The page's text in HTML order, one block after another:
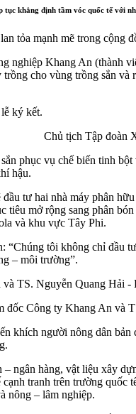
khẳng định tầm vóc quốc tế với
tỏa mạnh mẽ trong
Khang An (thành
cho vùng trồng sắn
Chủ tịch Tập đoàn
phục vụ chế biến tinh
hậu.
tư hai nhà máy phân
tiêu mở rộng sang phân
và khu vực Tây Phi.
“Chúng tôi không chỉ
– môi trường”.
Công ty Khang An và
khích người nông dân
ngân hàng, vật liệu xây
tranh trên trường
nông – lâm nghiệp.